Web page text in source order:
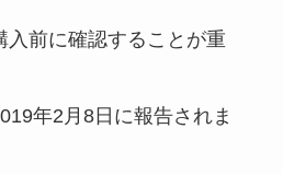
入前に確認することが重
年2月8日に報告されま